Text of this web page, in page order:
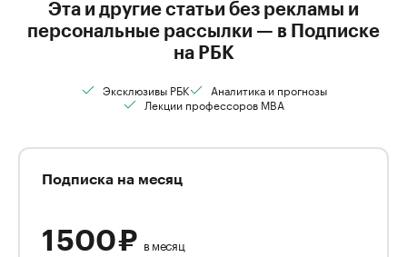
Эта и другие статьи без рекламы и
персональные рассылки — в Подписке
на РБК
Эксклюзивы РБК
Аналитика и прогнозы
Лекции профессоров MBA
Подписка на месяц
1 500 ₽ в месяц